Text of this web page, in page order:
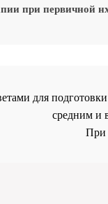
при первичной
для
средним и
При